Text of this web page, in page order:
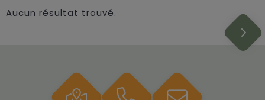
Aucun résultat trouvé.